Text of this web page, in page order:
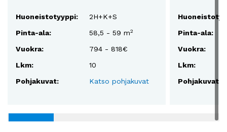
Huoneistotyyppi:
2H+K+S
Pinta-ala:
58,5 - 59 m2
Vuokra:
794 - 818€
Lkm:
10
Pohjakuvat:
Katso pohjakuvat
Pinta-ala:
Vuokra:
Lkm:
Pohjakuvat: